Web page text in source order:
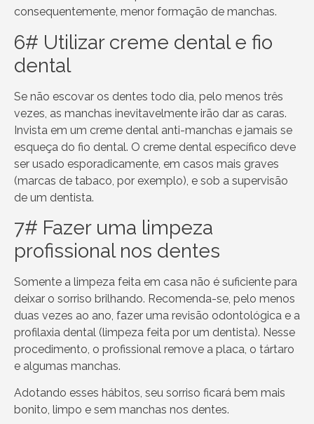
consequentemente, menor formação de manchas.
6# Utilizar creme dental e fio
dental
Se não escovar os dentes todo dia, pelo menos três
vezes, as manchas inevitavelmente irão dar as caras.
Invista em um creme dental anti-manchas e jamais se
esqueça do fio dental. O creme dental específico deve
ser usado esporadicamente, em casos mais graves
(marcas de tabaco, por exemplo), e sob a supervisão
de um dentista.
7# Fazer uma limpeza
profissional nos dentes
Somente a limpeza feita em casa não é suficiente para
deixar o sorriso brilhando. Recomenda-se, pelo menos
duas vezes ao ano, fazer uma revisão odontológica e a
profilaxia dental (limpeza feita por um dentista). Nesse
procedimento, o profissional remove a placa, o tártaro
e algumas manchas.
Adotando esses hábitos, seu sorriso ficará bem mais
bonito, limpo e sem manchas nos dentes.